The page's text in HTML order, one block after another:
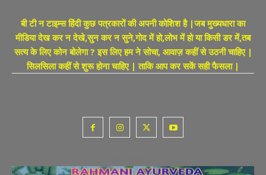
बी टी न टाइम्स हिंदी कुछ पत्रकारों की अपनी कोशिश है |जब मुख्यधारा का
मीडिया देख कर न देखे,सुन कर न सुने,गोद में हो,लोभ में हो या किसी डर में,तब
सत्य के लिए कोन बोलेगा ? इस लिए हम ने सोचा, आवाज़ कहीं से उठनी चाहिए |
सिलसिला कहीं से शुरू होना चाहिए | ताकि आप कर सकें सही फैसला |